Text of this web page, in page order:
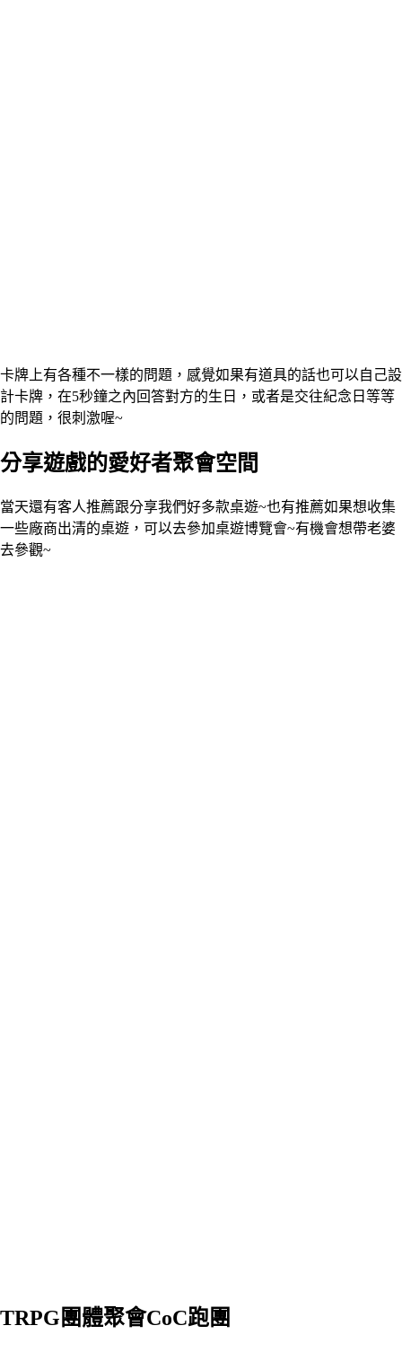
卡牌上有各種不一樣的問題，感覺如果有道具的話也可以自己設
計卡牌，在5秒鐘之內回答對方的生日，或者是交往紀念日等等
的問題，很刺激喔~
分享遊戲的愛好者聚會空間
當天還有客人推薦跟分享我們好多款桌遊~也有推薦如果想收集
一些廠商出清的桌遊，可以去參加桌遊博覽會~有機會想帶老婆
去參觀~
TRPG團體聚會CoC跑團